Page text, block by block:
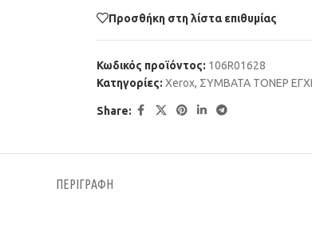
Προσθήκη στη λίστα επιθυμίας
Κωδικός προϊόντος: 106R01628
Κατηγορίες: Xerox, ΣΥΜΒΑΤΑ ΤΟΝΕΡ
Share:
ΠΕΡΙΓΡΑΦΉ